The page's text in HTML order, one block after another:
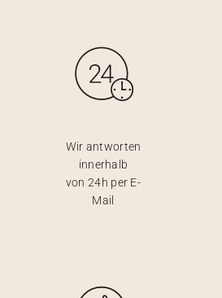
Wir antworten
innerhalb
von 24h per E-
Mail